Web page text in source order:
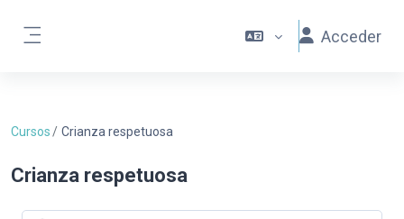
Acceder
Cursos Crianza respetuosa
Crianza respetuosa